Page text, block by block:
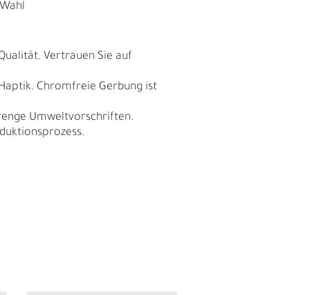
Vertrauen Sie auf
Chromfreie Gerbung ist
Umweltvorschriften.